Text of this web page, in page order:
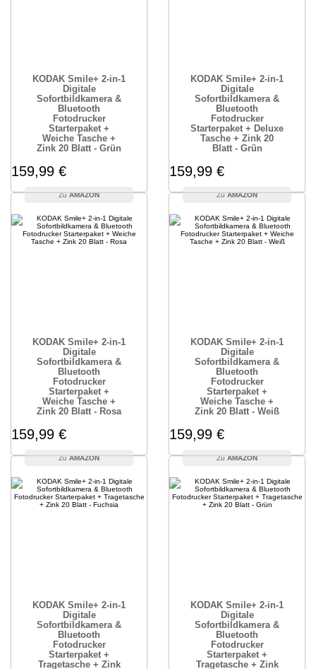
KODAK Smile+ 2-in-1
Digitale
Sofortbildkamera &
Bluetooth
Fotodrucker
Starterpaket +
Weiche Tasche +
Zink 20 Blatt - Grün
159,99 €
AMAZON
KODAK Smile+ 2-in-1
Digitale
Sofortbildkamera &
Bluetooth
Fotodrucker
Starterpaket + Deluxe
Tasche + Zink 20
Blatt - Grün
159,99 €
AMAZON
KODAK Smile+ 2-in-1
Digitale
Sofortbildkamera &
Bluetooth
Fotodrucker
Starterpaket +
Weiche Tasche +
Zink 20 Blatt - Rosa
159,99 €
AMAZON
KODAK Smile+ 2-in-1
Digitale
Sofortbildkamera &
Bluetooth
Fotodrucker
Starterpaket +
Weiche Tasche +
Zink 20 Blatt - Weiß
159,99 €
AMAZON
KODAK Smile+ 2-in-1
Digitale
Sofortbildkamera &
Bluetooth
Fotodrucker
Starterpaket +
Tragetasche + Zink
KODAK Smile+ 2-in-1
Digitale
Sofortbildkamera &
Bluetooth
Fotodrucker
Starterpaket +
Tragetasche + Zink